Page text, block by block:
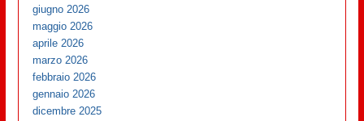
giugno 2026
maggio 2026
aprile 2026
marzo 2026
febbraio 2026
gennaio 2026
dicembre 2025